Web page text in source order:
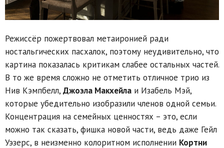
Режиссёр пожертвовал метаиронией ради
ностальгических пасхалок, поэтому неудивительно, что
картина показалась критикам слабее остальных частей.
В то же время сложно не отметить отличное трио из
Нив Кэмпбелл, Джоэла Макхейла и Изабель Мэй,
которые убедительно изобразили членов одной семьи.
Концентрация на семейных ценностях – это, если
можно так сказать, фишка новой части, ведь даже Гейл
Уэзерс, в неизменно колоритном исполнении Кортни